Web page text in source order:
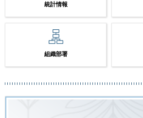
統計情報
組織部署